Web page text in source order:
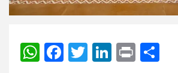
WhatsApp
Facebook
Twitter
LinkedIn
Print